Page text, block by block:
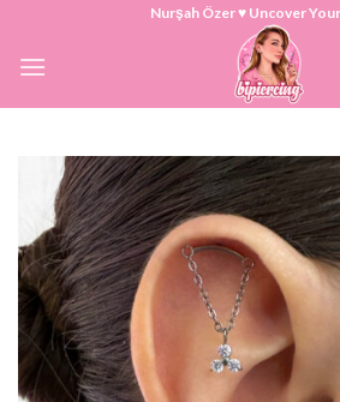
content
Nurşah Özer ♥ Uncover